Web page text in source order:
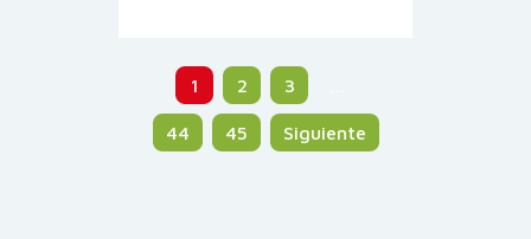
1 2 3
44 45 Siguiente